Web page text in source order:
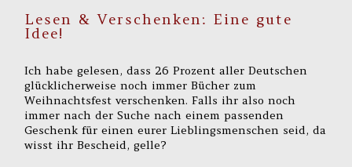
Lesen & Verschenken: Eine gute
Idee!
Ich habe gelesen, dass 26 Prozent aller Deutschen
glücklicherweise noch immer Bücher zum
Weihnachtsfest verschenken. Falls ihr also noch
immer nach der Suche nach einem passenden
Geschenk für einen eurer Lieblingsmenschen seid, da
wisst ihr Bescheid, gelle?